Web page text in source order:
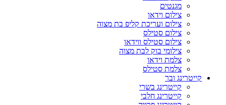
מגנטים
צילום וידאו
צילום ועריכת קליפ בת מצוה
צילום סטילס
צילום סטילס ווידאו
צילומי בוק לבת מצוה
צלמת וידאו
צלמת סטילס
קייטרינג ובר
קייטרינג בשרי
קייטרינג חלבי